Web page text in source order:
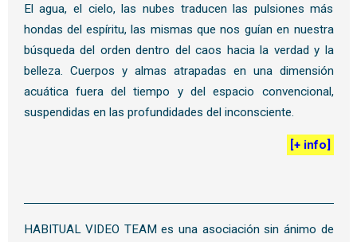
El agua, el cielo, las nubes traducen las pulsiones más
hondas del espíritu, las mismas que nos guían en nuestra
búsqueda del orden dentro del caos hacia la verdad y la
belleza. Cuerpos y almas atrapadas en una dimensión
acuática fuera del tiempo y del espacio convencional,
suspendidas en las profundidades del inconsciente.
[+ info]
HABITUAL VIDEO TEAM es una asociación sin ánimo de